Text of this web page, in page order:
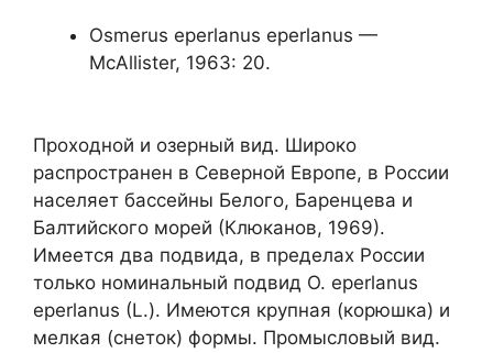
Osmerus eperlanus eperlanus —
McAllister, 1963: 20.
Проходной и озерный вид. Широко
распространен в Северной Европе, в России
населяет бассейны Белого, Баренцева и
Балтийского морей (Клюканов, 1969).
Имеется два подвида, в пределах России
только номинальный подвид О. eperlanus
eperlanus (L.). Имеются крупная (корюшка) и
мелкая (снеток) формы. Промысловый вид.